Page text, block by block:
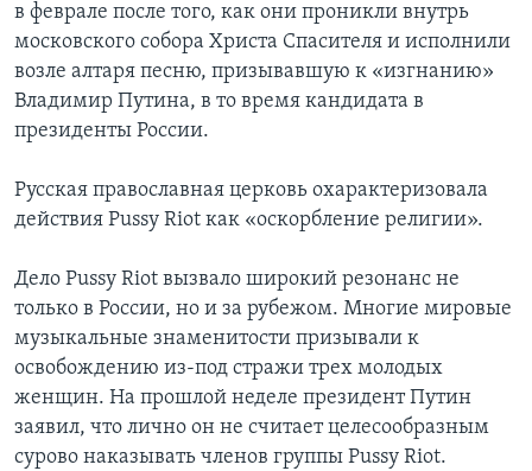
в феврале после того, как они проникли внутрь
московского собора Христа Спасителя и исполнили
возле алтаря песню, призывавшую к «изгнанию»
Владимир Путина, в то время кандидата в
президенты России.
Русская православная церковь охарактеризовала
действия Pussy Riot как «оскорбление религии».
Дело Pussy Riot вызвало широкий резонанс не
только в России, но и за рубежом. Многие мировые
музыкальные знаменитости призывали к
освобождению из-под стражи трех молодых
женщин. На прошлой неделе президент Путин
заявил, что лично он не считает целесообразным
сурово наказывать членов группы Pussy Riot.